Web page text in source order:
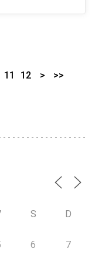
11 12 > >>
S D
6 7